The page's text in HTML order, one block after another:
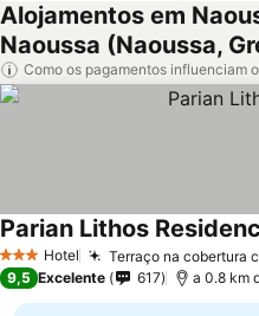
Alojamentos em
Naoussa (Naoussa,
Como os pagamentos influenciam
3 EstrelasHotel Terraço na cobertura
Parian Lithos
9,5 Excelente 617 a 0.8 km